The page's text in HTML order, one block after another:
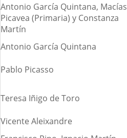
Antonio García Quintana, Macías
Picavea (Primaria) y Constanza
Martín
Antonio García Quintana
Pablo Picasso
Teresa Iñigo de Toro
Vicente Aleixandre